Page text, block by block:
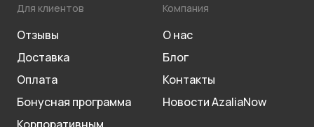
Для клиентов
Отзывы
Доставка
Оплата
Бонусная программа
Компания
О нас
Блог
Контакты
Новости AzaliaNow